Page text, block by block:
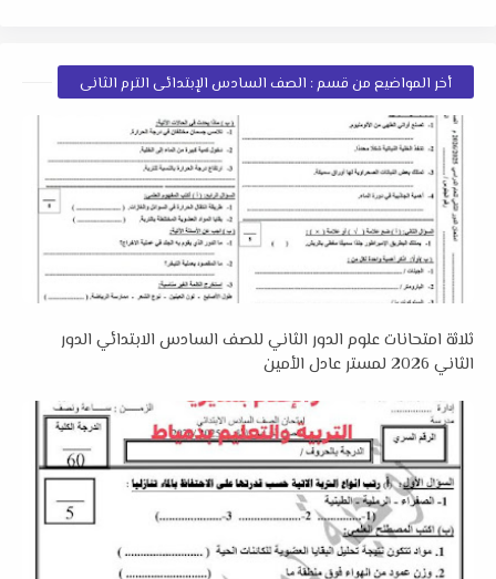
أخر المواضيع من قسم : الصف السادس الإبتدائى الترم الثانى
ثلاثة امتحانات علوم الدور الثاني للصف السادس الابتدائي الدور
الثاني 2026 لمستر عادل الأمين